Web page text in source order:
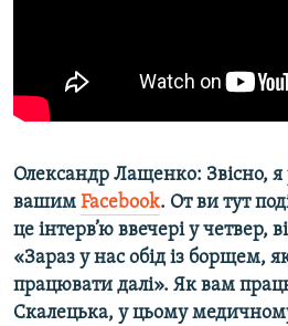
Олександр Лащенко: Звісно, я
вашим Facebook. От ви тут
це інтерв’ю ввечері у четвер,
«Зараз у нас обід із борщем,
працювати далі». Як вам
Скалецька, у цьому